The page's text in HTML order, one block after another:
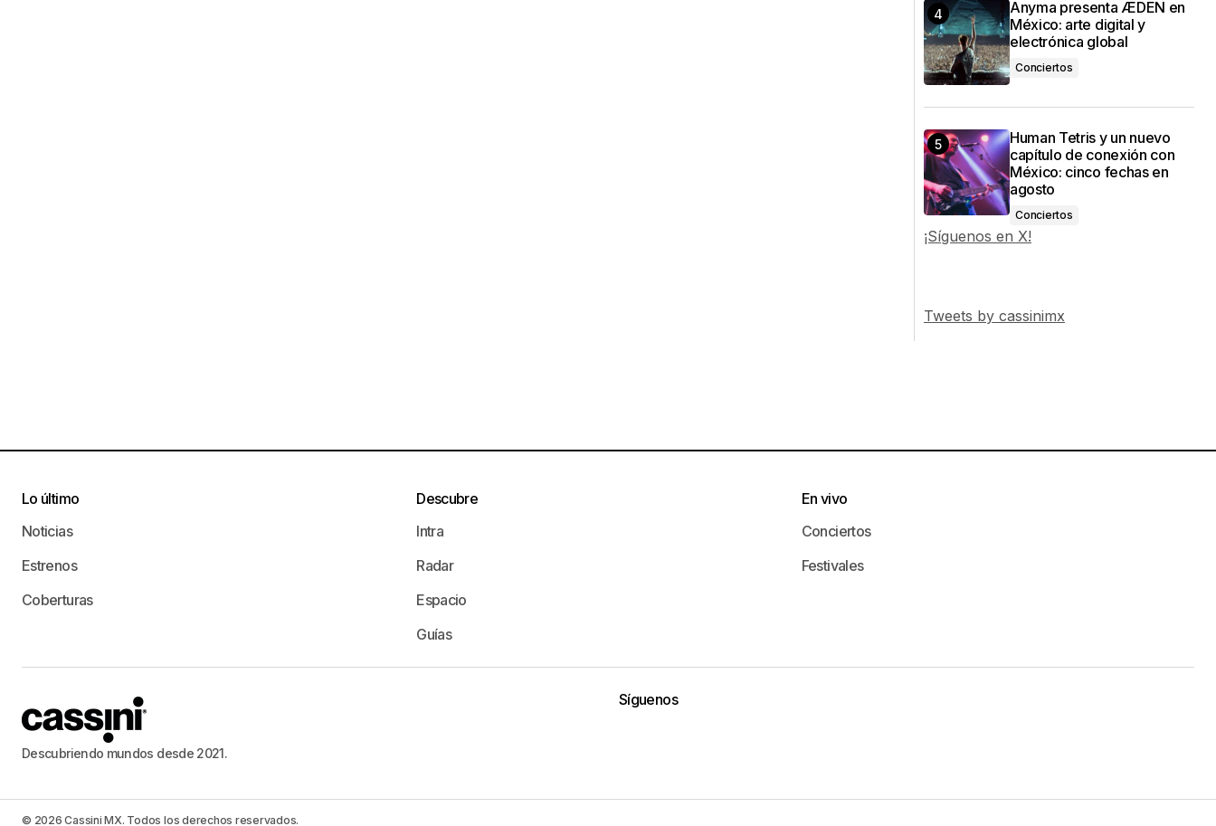
Anyma presenta ÆDEN en
México: arte digital y
electrónica global
Conciertos
Human Tetris y un nuevo
capítulo de conexión con
México: cinco fechas en
agosto
Conciertos
¡Síguenos en X!
Tweets by cassinimx
Descubriendo mundos desde 2021.
Lo último
Noticias
Estrenos
Coberturas
Descubre
Intra
Radar
Espacio
Guías
En vivo
Conciertos
Festivales
Síguenos
© 2026 Cassini MX. Todos los derechos reservados.